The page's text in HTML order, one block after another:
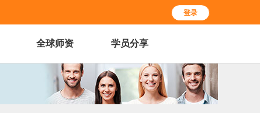
登录
全球师资 学员分享